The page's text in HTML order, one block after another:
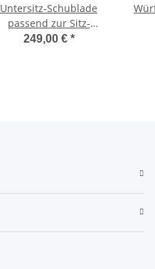
Untersitz-Schublade
passend zur Sitz-
Schlafbank SAF42 /
249,00 € *